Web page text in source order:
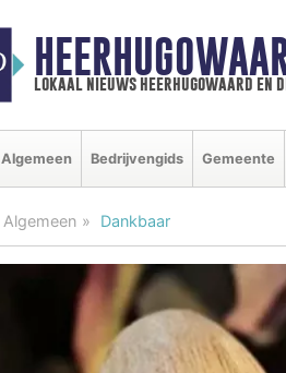
lokaal nieuws heerhugowaard en
Algemeen Bedrijvengids Gemeente
Algemeen Dankbaar